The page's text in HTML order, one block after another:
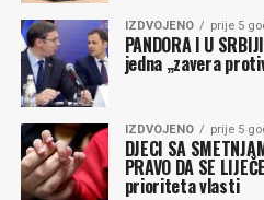
IZDVOJENO prije 5
PANDORA I U
jedna „zavera
IZDVOJENO prije 5
DJECI SA
PRAVO DA SE
prioriteta vlasti